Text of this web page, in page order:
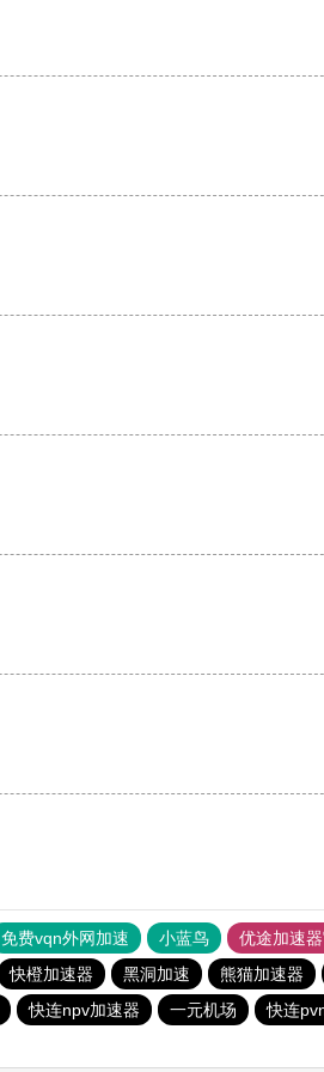
免费vqn外网加速 小蓝鸟 优途加速
快橙加速器 黑洞加速 熊猫加速器
快连npv加速器 一元机场 快连